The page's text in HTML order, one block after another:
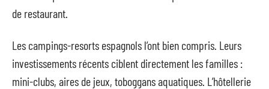
de restaurant.
Les campings-resorts espagnols l’ont bien compris. Leurs
investissements récents ciblent directement les familles :
mini-clubs, aires de jeux, toboggans aquatiques. L’hôtellerie